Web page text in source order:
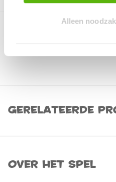
Alleen
Gerelateerde
Over het spel